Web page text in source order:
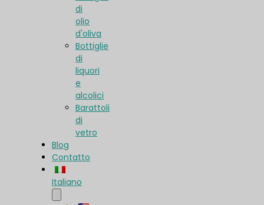
di
olio
d'oliva
Bottiglie
di
liquori
e
alcolici
Barattoli
di
vetro
Blog
Contatto
Italiano